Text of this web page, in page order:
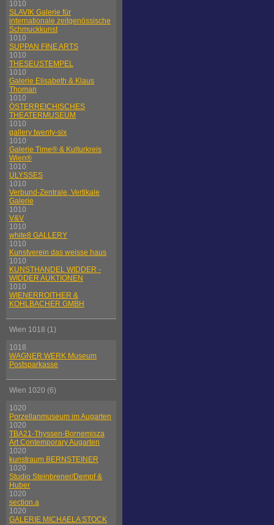
1010
SLAVIK Galerie für
internationale zeitgenössische
Schmuckkunst
1010
SUPPAN FINE ARTS
1010
THESEUSTEMPEL
1010
Galerie Elisabeth & Klaus
Thoman
1010
ÖSTERREICHISCHES
THEATERMUSEUM
1010
gallery twenty-six
1010
Galerie Time® & Kulturkreis
Wien®
1010
ULYSSES
1010
Verbund-Zentrale, Vertikale
Galerie
1010
V&V
1010
white8 GALLERY
1010
Kunstverein das weisse haus
1010
KUNSTHANDEL WIDDER -
WIDDER AUKTIONEN
1010
WIENERROITHER &
KOHLBACHER GMBH
Wien 1018 (1)
1018
WAGNER:WERK Museum
Postsparkasse
Wien 1020 (6)
1020
Porzellanmuseum im Augarten
1020
TBA21-Thyssen-Bornemisza
Art Contemporary Augarten
1020
kunstraum BERNSTEINER
1020
Studio Steinbrener/Dempf &
Huber
1020
section.a
1020
GALERIE MICHAELA STOCK